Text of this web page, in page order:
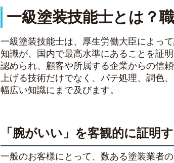
一級塗装技能士とは？
一級塗装技能士は、厚生労働大臣によっ
知識が、国内で最高水準にあることを証
認められ、顧客や所属する企業からの信
上げる技術だけでなく、パテ処理、調色
幅広い知識にまで及びます。
「腕がいい」を客観的に証明
一般のお客様にとって、数ある塗装業者